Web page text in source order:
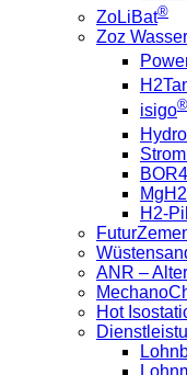
ZoLiBat®
Zoz
isigo®
H2-
ANR –
Hot